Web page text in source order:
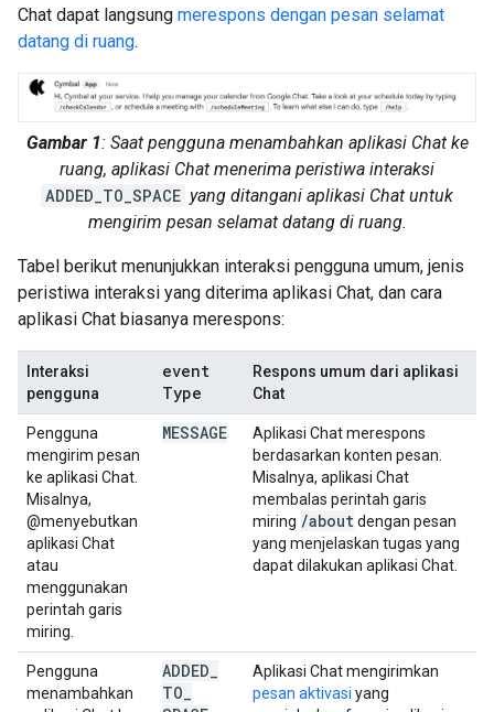
Chat dapat langsung merespons dengan pesan selamat
datang di ruang.
Gambar 1: Saat pengguna menambahkan aplikasi Chat ke
ruang, aplikasi Chat menerima peristiwa interaksi
ADDED_TO_SPACE yang ditangani aplikasi Chat untuk
mengirim pesan selamat datang di ruang.
Tabel berikut menunjukkan interaksi pengguna umum, jenis
peristiwa interaksi yang diterima aplikasi Chat, dan cara
aplikasi Chat biasanya merespons:
Interaksi
pengguna
event
Type
Respons umum dari aplikasi
Chat
Pengguna
mengirim pesan
ke aplikasi Chat.
Misalnya,
@menyebutkan
aplikasi Chat
atau
menggunakan
perintah garis
miring.
MESSAGE
Aplikasi Chat merespons
berdasarkan konten pesan.
Misalnya, aplikasi Chat
membalas perintah garis
miring /about dengan pesan
yang menjelaskan tugas yang
dapat dilakukan aplikasi Chat.
Pengguna
menambahkan
ADDED
TO
Aplikasi Chat mengirimkan
pesan aktivasi yang